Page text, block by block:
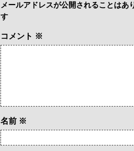
メールアドレスが公開されることはあ
す
コメント ※
名前 ※